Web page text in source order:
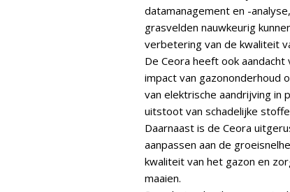
datamanagement en -
grasvelden nauwkeurig
verbetering van de kwaliteit
De Ceora heeft ook
impact van gazononderhoud
van elektrische aandrijving
uitstoot van schadelijke
Daarnaast is de Ceora
aanpassen aan de
kwaliteit van het gazon en
maaien.